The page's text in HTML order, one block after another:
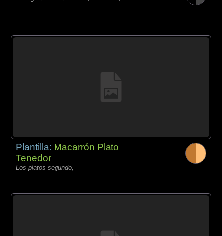
Plantilla: Macarrón Plato
Tenedor
Los platos segundo,